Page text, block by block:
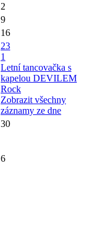
2
9
16
23
1
Letní tancovačka s
kapelou DEVILEM
Rock
Zobrazit všechny
záznamy ze dne
30
6